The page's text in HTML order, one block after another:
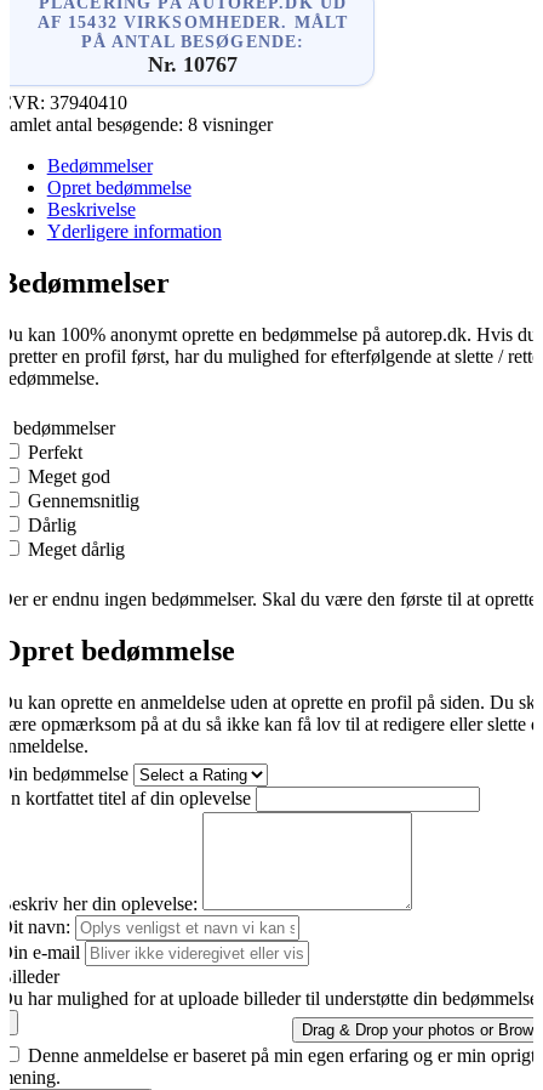
AF 15432 VIRKSOMHEDER. MÅLT
PÅ ANTAL BESØGENDE:
Nr. 10767
37940410
antal besøgende: 8 visninger
Bedømmelser
Opret bedømmelse
Beskrivelse
Yderligere information
kan 100% anonymt oprette en bedømmelse på autorep.dk. Hvis du
en profil først, har du mulighed for efterfølgende at slette /
bedømmelser
Perfekt
Meget god
Gennemsnitlig
Dårlig
Meget dårlig
er endnu ingen bedømmelser. Skal du være den første til at oprette
bedømmelse
kan oprette en anmeldelse uden at oprette en profil på siden. Du
opmærksom på at du så ikke kan få lov til at redigere eller slette
bedømmelse
kortfattet titel af din oplevelse
her din oplevelse:
navn:
e-mail
har mulighed for at uploade billeder til understøtte din bedømmelse.
Drag & Drop your photos or
Denne anmeldelse er baseret på min egen erfaring og er min